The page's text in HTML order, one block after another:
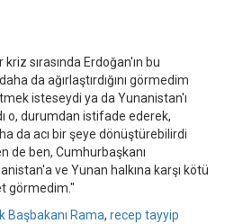
kriz sırasında Erdoğan'ın bu
da ağırlaştırdığını görmedim
isteseydi ya da Yunanistan'ı
o, durumdan istifade ederek,
da acı bir şeye dönüştürebilirdi
de ben, Cumhurbaşkanı
ve Yunan halkına karşı kötü
görmedim."
Başbakanı Rama, recep tayyip